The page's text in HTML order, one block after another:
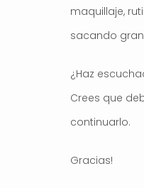
maquillaje,
sacando
¿Haz
Crees que
continuarlo.
Gracias!